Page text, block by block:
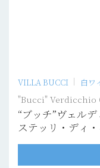
VILLA BUCCI 白ワ
"Bucci" Verdicchio
“ブッチ”ヴェル
ステッリ・ディ